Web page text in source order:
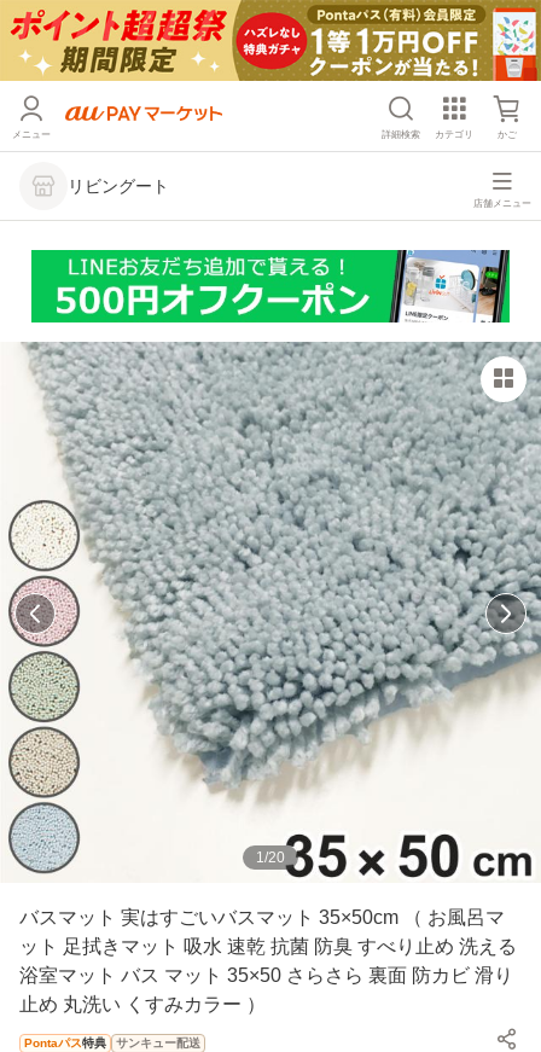
メニュー 詳細検索 カテゴリ かご
リビングート
店舗メニュー
1 /20
バスマット 実はすごいバスマット 35×50cm （ お風呂マ
ット 足拭きマット 吸水 速乾 抗菌 防臭 すべり止め 洗える
浴室マット バス マット 35×50 さらさら 裏面 防カビ 滑り
止め 丸洗い くすみカラー ）
Pontaパス特典 サンキュー配送